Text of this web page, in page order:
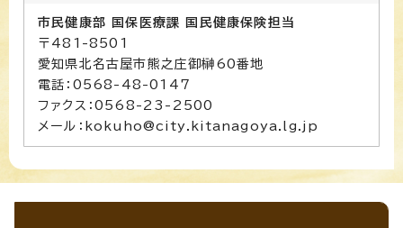
市民健康部 国保医療課 国民健康保険担当
〒481-8501
愛知県北名古屋市熊之庄御榊60番地
電話：0568-48-0147
ファクス：0568-23-2500
メール：kokuho@city.kitanagoya.lg.jp